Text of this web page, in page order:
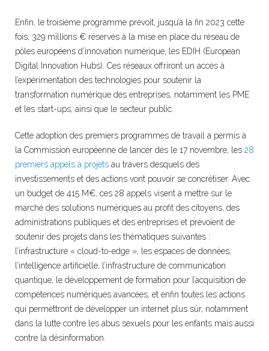
Enfin, le troisième programme prévoit, jusqu’à la fin 2023 cette
fois, 329 millions € réservés à la mise en place du réseau de
pôles européens d’innovation numérique, les EDIH (European
Digital Innovation Hubs). Ces réseaux offriront un accès à
l’expérimentation des technologies pour soutenir la
transformation numérique des entreprises, notamment les PME
et les start-ups, ainsi que le secteur public.
Cette adoption des premiers programmes de travail a permis à
la Commission européenne de lancer dès le 17 novembre, les 28
premiers appels à projets au travers desquels des
investissements et des actions vont pouvoir se concrétiser. Avec
un budget de 415 M€, ces 28 appels visent à mettre sur le
marché des solutions numériques au profit des citoyens, des
administrations publiques et des entreprises et prévoient de
soutenir des projets dans les thématiques suivantes :
l’infrastructure « cloud-to-edge », les espaces de données,
l’intelligence artificielle, l’infrastructure de communication
quantique, le développement de formation pour l’acquisition de
compétences numériques avancées, et enfin toutes les actions
qui permettront de développer un internet plus sûr, notamment
dans la lutte contre les abus sexuels pour les enfants mais aussi
contre la désinformation.